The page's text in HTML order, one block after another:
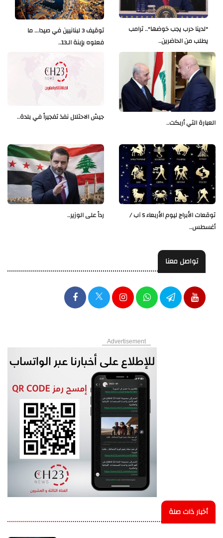
توقيف 3 لبنانيين في صيدا... ما
فعلوه بإبنة الـ13..
"لدينا حرب يجب خوضها".. ترامب
يطلب من الحاضرين..
جيش الاحتلال نفذ تفجيراً في بلدة.. العبارة التي أربكت..
رداً على الوزير..
توقعات الأبراج ليوم الأربعاء 5 آب /
أغسطس..
تواصل معنا
Advertisement
أخبار ذات صلة